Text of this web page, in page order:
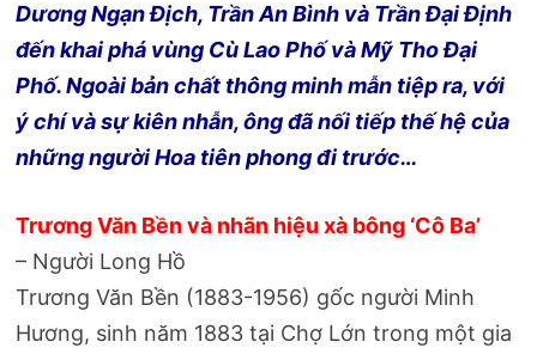
Dương Ngạn Địch, Trần An Bình và Trần Đại Định
đến khai phá vùng Cù Lao Phố và Mỹ Tho Đại
Phố. Ngoài bản chất thông minh mẫn tiệp ra, với
ý chí và sự kiên nhẫn, ông đã nối tiếp thế hệ của
những người Hoa tiên phong đi trước…
Trương Văn Bền và nhãn hiệu xà bông ‘Cô Ba’
– Người Long Hồ
Trương Văn Bền (1883-1956) gốc người Minh
Hương, sinh năm 1883 tại Chợ Lớn trong một gia